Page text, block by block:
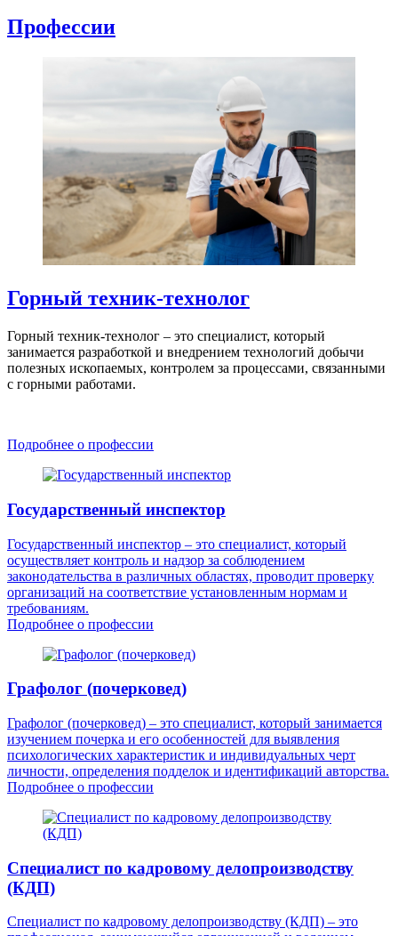
Профессии
Горный техник-технолог
Горный техник-технолог – это специалист, который
занимается разработкой и внедрением технологий добычи
полезных ископаемых, контролем за процессами, связанными
с горными работами.
Подробнее о профессии
Государственный инспектор
Государственный инспектор – это специалист, который
осуществляет контроль и надзор за соблюдением
законодательства в различных областях, проводит проверку
организаций на соответствие установленным нормам и
требованиям.
Подробнее о профессии
Графолог (почерковед)
Графолог (почерковед) – это специалист, который занимается
изучением почерка и его особенностей для выявления
психологических характеристик и индивидуальных черт
личности, определения подделок и идентификаций авторства.
Подробнее о профессии
Специалист по кадровому делопроизводству
(КДП)
Специалист по кадровому делопроизводству (КДП) – это